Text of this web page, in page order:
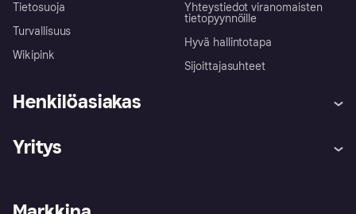
Tietosuoja
Turvallisuus
Wikipink
Yhteystiedot viranomaisten
tietopyynnöille
Hyvä hallintotapa
Sijoittajasuhteet
Henkilöasiakas
Ohje
Kirjaudu sisään
Tutustu kauppoihin
Yritys
Kirjaudu sisään yrityksenä